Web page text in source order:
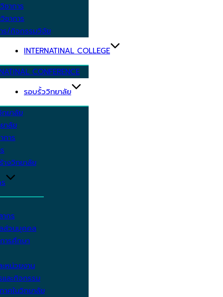
ชาการ
ชาการ
ร/กิจกรรมวิจัย
INTERNATINAL COLLEGE
CONFERENCE
รอบรั้ววิทยาลัย
ทยาลัย
าลัย
การ
างวิทยาลัย
กร
ส่วนบุคคล
ารศึกษา
หน่วยงาน
และกิจกรรม
าศในวิทยาลัย